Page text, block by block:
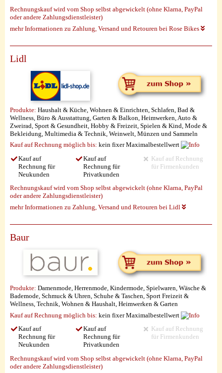
Rechnungskauf wird vom Shop selbst abgewickelt (ohne Klarna, PayPal
oder andere Zahlungsdienstleister)
mehr Informationen zu Zahlung, Versand und Retouren bei Rose Bikes
Lidl
Produkte: Haushalt & Küche, Wohnen & Einrichten, Schlafen, Bad &
Wellness, Büro & Ausstattung, Garten & Balkon, Heimwerken, Auto &
Zweirad, Sport & Gesundheit, Hobby & Freizeit, Spielen & Kind, Mode &
Bekleidung, Multimedia & Technik, Weinwelt, Münzen und Sammeln
Kauf auf Rechnung möglich bis: kein fixer Maximalbestellwert
Kauf auf
Rechnung für
Neukunden
Kauf auf
Rechnung für
Privatkunden
Kauf auf Rechnung
für Firmenkunden
Rechnungskauf wird vom Shop selbst abgewickelt (ohne Klarna, PayPal
oder andere Zahlungsdienstleister)
mehr Informationen zu Zahlung, Versand und Retouren bei Lidl
Baur
Produkte: Damenmode, Herrenmode, Kindermode, Spielwaren, Wäsche &
Bademode, Schmuck & Uhren, Schuhe & Taschen, Sport Freizeit &
Wellness, Technik, Wohnen & Haushalt, Heimwerken & Garten
Kauf auf Rechnung möglich bis: kein fixer Maximalbestellwert
Kauf auf
Rechnung für
Neukunden
Kauf auf
Rechnung für
Privatkunden
Kauf auf Rechnung
für Firmenkunden
Rechnungskauf wird vom Shop selbst abgewickelt (ohne Klarna, PayPal
oder andere Zahlungsdienstleister)